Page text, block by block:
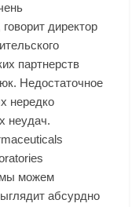
директор
партнерств
Недостаточное
нередко
неудач.
мы можем
абсурдно